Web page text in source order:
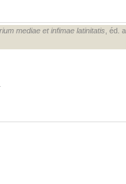
mediae et infimae latinitatis , éd.